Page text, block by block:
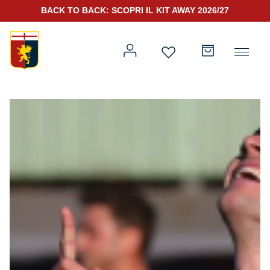
Genoa for Special
Training
Rappresentanza
Kit Gara 25/26
BACK TO BACK: SCOPRI IL KIT AWAY 2026/27